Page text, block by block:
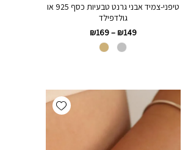
טיפני-צמיד אבני גרנט טבעיות כסף 925 או
גולדפילד
₪149
–
₪169
Add wishlist